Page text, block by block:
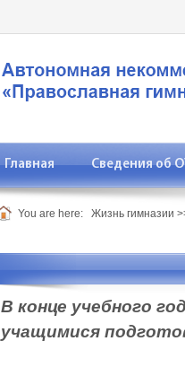
Главная Сведения об
You are here: Жизнь гимназии
В конце учебного
учащимися